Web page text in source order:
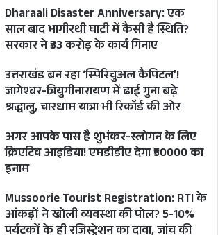
Dharaali Disaster Anniversary: एक
साल बाद भागीरथी घाटी में कैसी है स्थिति?
सरकार ने ₹33 करोड़ के कार्य गिनाए
उत्तराखंड बन रहा ‘स्पिरिचुअल कैपिटल’!
जागेश्वर-त्रियुगीनारायण में ढाई गुना बढ़े
श्रद्धालु, चारधाम यात्रा भी रिकॉर्ड की ओर
अगर आपके पास है शुभंकर-स्लोगन के लिए
क्रिएटिव आइडिया! एमडीडीए देगा ₹50000 का
इनाम
Mussoorie Tourist Registration: RTI के
आंकड़ों ने खोली व्यवस्था की पोल? 5-10%